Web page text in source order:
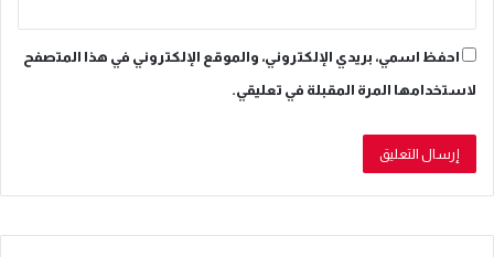
احفظ اسمي، بريدي الإلكتروني، والموقع الإلكتروني في هذا المتصفح
لاستخدامها المرة المقبلة في تعليقي.